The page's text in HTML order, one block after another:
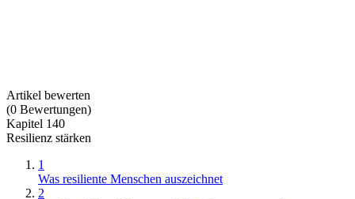
Artikel bewerten
(0 Bewertungen)
Kapitel 140
Resilienz stärken
1
Was resiliente Menschen auszeichnet
2